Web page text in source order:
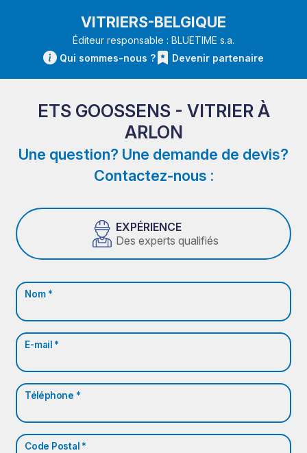
VITRIERS-BELGIQUE
Éditeur responsable : BLUETIME s.a.
Qui sommes-nous ?
Devenir partenaire
ETS GOOSSENS - VITRIER À
ARLON
Une question? Une demande de devis?
Contactez-nous :
EXPÉRIENCE
Des experts qualifiés
Nom *
E-mail *
Téléphone *
Code Postal *